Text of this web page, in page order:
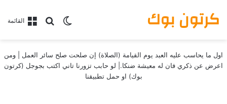
القائمةبحث عن
الوضع المظلم كرتون بوك
اول ما يحاسب عليه العبد يوم القيامة (الصلاة) إن صلحت صلح سائر العمل | ومن
اعرض عن ذكري فان له معيشة ضنكا.| لو حابب تزورنا تاني اكتب بجوجل (كرتون
بوك) او حمل تطبيقنا